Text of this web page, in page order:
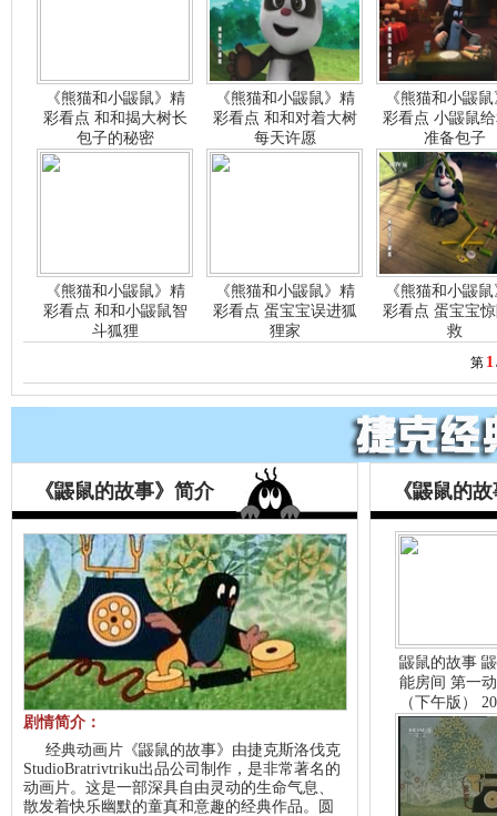
《熊猫和小鼹鼠》精
彩看点 和和揭大树长
包子的秘密
《熊猫和小鼹鼠》精
彩看点 和和对着大树
每天许愿
《熊猫和小鼹
彩看点 小鼹鼠
准备包子
《熊猫和小鼹鼠》精
彩看点 和和小鼹鼠智
斗狐狸
《熊猫和小鼹鼠》精
彩看点 蛋宝宝误进狐
狸家
《熊猫和小鼹
彩看点 蛋宝宝
救
第 1
《鼹鼠的故事》简介
剧情简介：
经典动画片《鼹鼠的故事》由捷克斯洛伐克
StudioBratrivtriku出品公司制作，是非常著名的
动画片。这是一部深具自由灵动的生命气息、
散发着快乐幽默的童真和意趣的经典作品。圆
《鼹鼠的
鼹鼠的故事
能房间 第一
（下午版）